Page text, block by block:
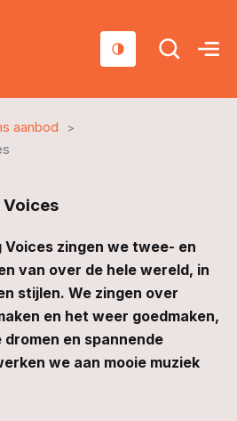
aanbod
Voices zingen we twee- en
van over de hele wereld, in
stijlen. We zingen over
en het weer goedmaken,
en spannende
we aan mooie muziek